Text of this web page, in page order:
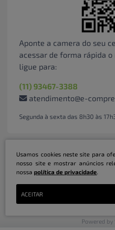
Aponte a camera do seu
acessar de forma rápida o
ligue para:
(11) 93467-3388
atendimento@e-
Segunda à sexta das 8h30 às
Marketplace B2B Serviços Inteligentes
Powered by
Usamos cookies neste site para
nosso site e mostrar anúncios
nossapolítica de privacidade.
ACEITAR